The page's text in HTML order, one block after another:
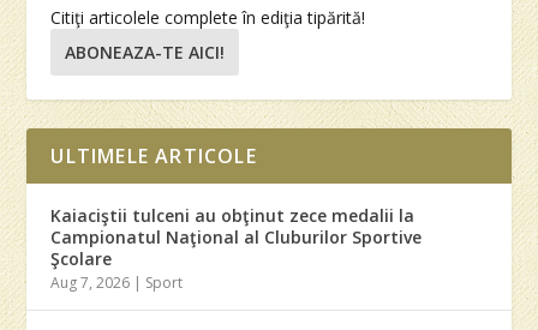
Citiţi articolele complete în ediţia tipărită!
ABONEAZA-TE AICI!
ULTIMELE ARTICOLE
Kaiaciştii tulceni au obţinut zece medalii la
Campionatul Naţional al Cluburilor Sportive
Şcolare
Aug 7, 2026 | Sport